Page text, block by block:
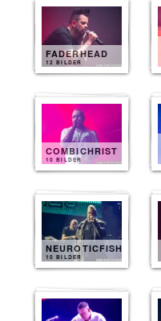
FADERHEAD
12 BILDER
COMBICHRIST
10 BILDER
NEUROTICFISH
10 BILDER